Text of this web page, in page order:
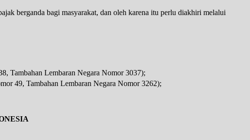
berganda bagi masyarakat, dan oleh karena itu perlu diakhiri melalui
Tambahan Lembaran Negara Nomor 3037);
49, Tambahan Lembaran Negara Nomor 3262);